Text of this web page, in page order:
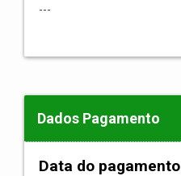
---
Dados Pagamento
Data do pagamento